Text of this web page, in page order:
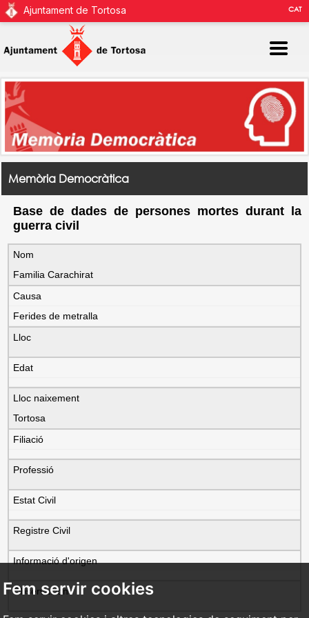
Fem servir cookies
Ajuntament de Tortosa CAT
Memòria Democràtica
Base de dades de persones mortes durant la
guerra civil
Nom
Familia Carachirat
Causa
Ferides de metralla
Lloc
Edat
Lloc naixement
Tortosa
Filiació
Professió
Estat Civil
Registre Civil
Informació d'origen
Observacions